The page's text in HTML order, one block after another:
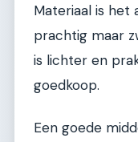
Materiaal is het
prachtig maar
is lichter en
goedkoop.
Een goede